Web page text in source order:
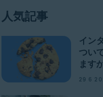
人気記事
イン
つい
ます
29 6